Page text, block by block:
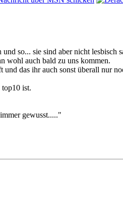
so... sie sind aber nicht lesbisch
wohl auch bald zu uns kommen.
das ihr auch sonst überall nur
ist.
gewusst....."